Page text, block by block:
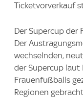
Ticketvorverkauf
Der Supercup der
Der
wechselnden,
der Supercup laut
Frauenfußballs
Regionen